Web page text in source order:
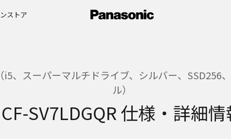
ストア
i5、スーパーマルチドライブ、シルバー、SSD256
ル）
CF-SV7LDGQR 仕様・詳細情